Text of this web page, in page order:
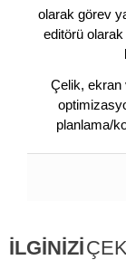
olarak görev
editörü
Çelik, ekran
planlama/
İLGİNİZİ